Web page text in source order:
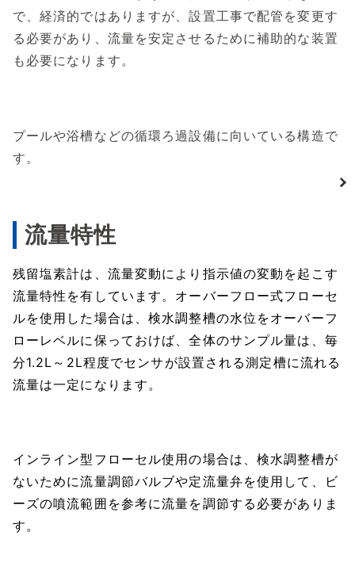
で、経済的ではありますが、設置工事で配管を変更す
る必要があり、流量を安定させるために補助的な装置
も必要になります。
プールや浴槽などの循環ろ過設備に向いている構造で
す。
流量特性
残留塩素計は、流量変動により指示値の変動を起こす
流量特性を有しています。オーバーフロー式フローセ
ルを使用した場合は、検水調整槽の水位をオーバーフ
ローレベルに保っておけば、全体のサンプル量は、毎
分1.2L～2L程度でセンサが設置される測定槽に流れる
流量は一定になります。
インライン型フローセル使用の場合は、検水調整槽が
ないために流量調節バルブや定流量弁を使用して、ビ
ーズの噴流範囲を参考に流量を調節する必要がありま
す。